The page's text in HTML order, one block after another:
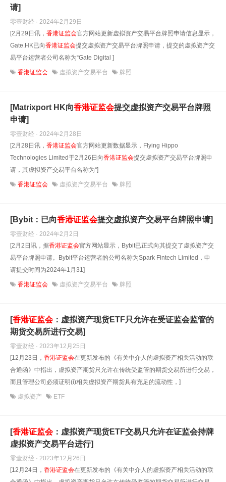
请]
零壹财经 · 2024年2月29日
[2月29日讯， 香港证监会官方网站更新虚拟资产交易平台牌照申请信息显示，
Gate.HK已向香港证监会提交虚拟资产交易平台牌照申请，提交的虚拟资产交
易平台运营者公司名称为“Gate Digital ]
香港证监会 虚拟资产交易平台 牌照
[Matrixport HK向香港证监会提交虚拟资产交易平台牌照
申请]
零壹财经 · 2024年2月28日
[2月28日讯， 香港证监会官方网站更新数据显示，Flying Hippo
Technologies Limited于2月26日向香港证监会提交虚拟资产交易平台牌照申
请，其虚拟资产交易平台名称为“]
香港证监会 虚拟资产交易平台 牌照
[Bybit：已向香港证监会提交虚拟资产交易平台牌照申请]
零壹财经 · 2024年2月2日
[2月2日讯，据香港证监会官方网站显示，Bybit已正式向其提交了虚拟资产交
易平台牌照申请。Bybit平台运营者的公司名称为Spark Fintech Limited，申
请提交时间为2024年1月31]
香港证监会 虚拟资产交易平台 牌照
[香港证监会：虚拟资产现货ETF只允许在受证监会监管的
期货交易所进行交易]
零壹财经 · 2023年12月25日
[12月23日， 香港证监会在更新发布的《有关中介人的虚拟资产相关活动的联
合通函》中指出，虚拟资产期货只允许在传统受监管的期货交易所进行交易，
而且管理公司必须证明(i)相关虚拟资产期货具有充足的流动性，]
虚拟资产 ETF
[香港证监会：虚拟资产现货ETF交易只允许在证监会持牌
虚拟资产交易平台进行]
零壹财经 · 2023年12月26日
[12月24日， 香港证监会在更新发布的《有关中介人的虚拟资产相关活动的联